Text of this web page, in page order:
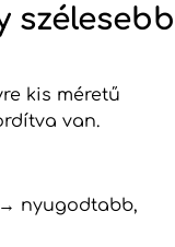
szélesebb
kis méretű
van.
nyugodtabb,